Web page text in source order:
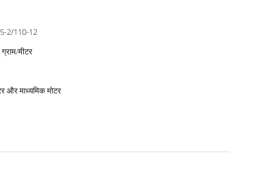
2/110-12
मीटर
और माध्यमिक मोटर